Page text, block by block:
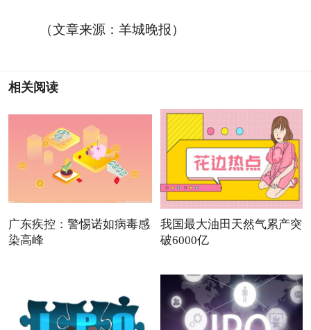
（文章来源：羊城晚报）
相关阅读
广东疾控：警惕诺如病毒感
染高峰
我国最大油田天然气累产突
破6000亿